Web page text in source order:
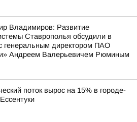
Владимиров: Развитие
Ставрополья обсудили в
генеральным директором ПАО
Андреем Валерьевичем Рюминым
поток вырос на 15% в городе-